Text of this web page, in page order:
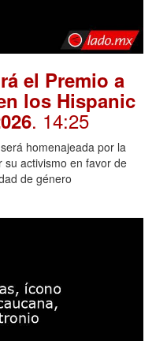
el Premio a
los Hispanic
. 14:25
homenajeada por la
su activismo en favor de
de género